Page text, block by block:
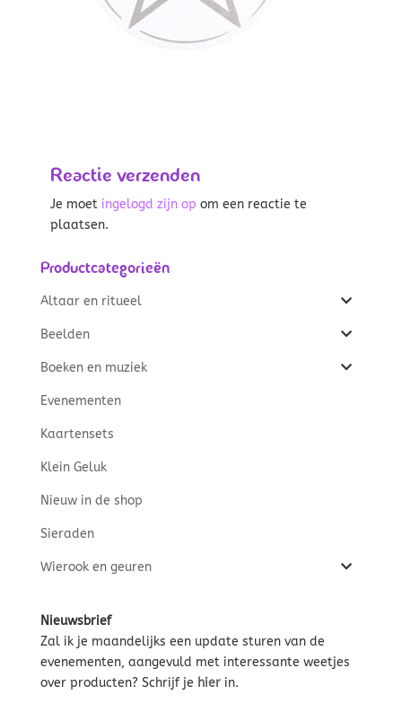
Reactie verzenden
Je moet ingelogd zijn op om een reactie te
plaatsen.
Productcategorieën
Altaar en ritueel
Beelden
Boeken en muziek
Evenementen
Kaartensets
Klein Geluk
Nieuw in de shop
Sieraden
Wierook en geuren
Nieuwsbrief
Zal ik je maandelijks een update sturen van de
evenementen, aangevuld met interessante weetjes
over producten? Schrijf je hierin.